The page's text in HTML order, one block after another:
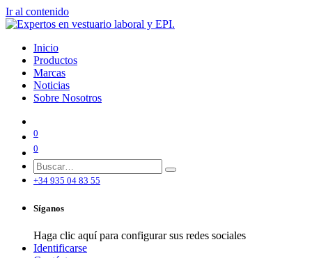
Ir al contenido
Inicio
Productos
Marcas
Noticias
Sobre Nosotros
0
0
+34 935 04 83 55
Síganos
Haga clic aquí para configurar sus redes sociales
Identificarse